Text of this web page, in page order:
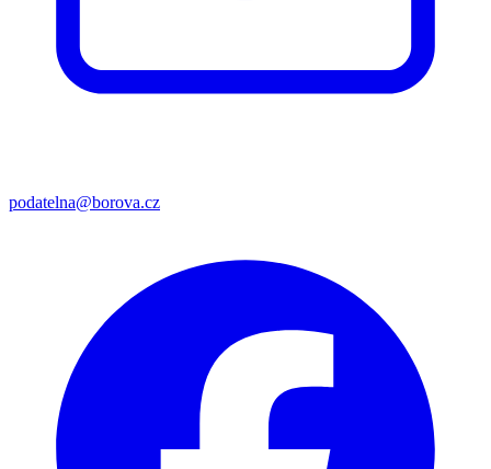
podatelna@borova.cz